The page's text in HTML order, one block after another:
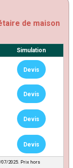
de maison
Simulation
Devis
Devis
Devis
Devis
2025. Prix hors